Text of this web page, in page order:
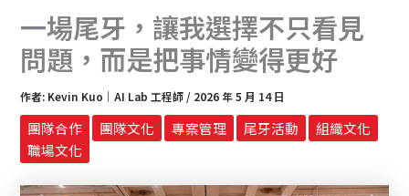
一場尾牙，讓我選擇不只看見
問題，而是把事情變得更好
作者: Kevin Kuo｜AI Lab 工程師 / 2026 年 5 月 14 日
團隊合作 團隊文化 專案管理 尾牙活動
組織文化
職場文化